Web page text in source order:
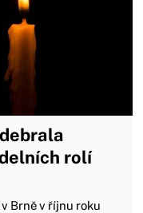
rolí
Brně v říjnu roku